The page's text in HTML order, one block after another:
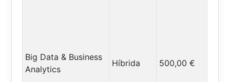
Big Data & Business
Analytics
Híbrida 500,00 €